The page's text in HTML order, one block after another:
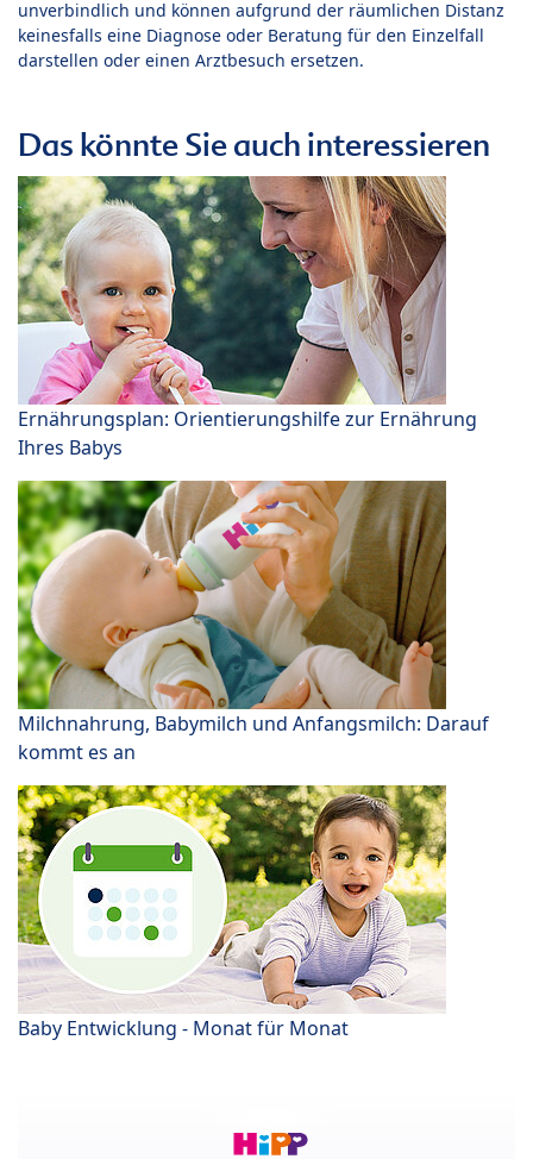
unverbindlich und können aufgrund der räumlichen Distanz
keinesfalls eine Diagnose oder Beratung für den Einzelfall
darstellen oder einen Arztbesuch ersetzen.
Das könnte Sie auch interessieren
Ernährungsplan: Orientierungshilfe zur Ernährung
Ihres Babys
Milchnahrung, Babymilch und Anfangsmilch: Darauf
kommt es an
Baby Entwicklung - Monat für Monat